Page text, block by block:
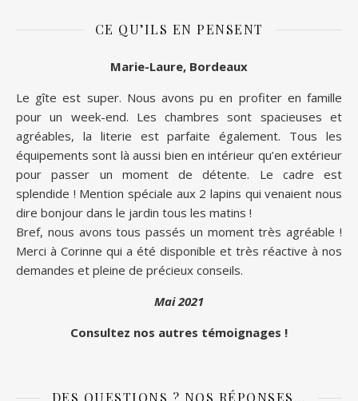
CE QU’ILS EN PENSENT
Marie-Laure, Bordeaux
Le gîte est super. Nous avons pu en profiter en famille
pour un week-end. Les chambres sont spacieuses et
agréables, la literie est parfaite également. Tous les
équipements sont là aussi bien en intérieur qu’en extérieur
pour passer un moment de détente. Le cadre est
splendide ! Mention spéciale aux 2 lapins qui venaient nous
dire bonjour dans le jardin tous les matins !
Bref, nous avons tous passés un moment très agréable !
Merci à Corinne qui a été disponible et très réactive à nos
demandes et pleine de précieux conseils.
Mai 2021
Consultez nos autres témoignages !